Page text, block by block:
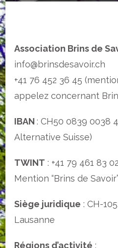
Association Brins de
info@brinsdesavoir.ch
+41 76 452 36 45
appelez concernant
IBAN : CH50 0839 0038
Alternative Suisse)
TWINT : +41 79 461 83 02
Mention “Brins de
Siège juridique : CH-
Lausanne
Régions d’activité :